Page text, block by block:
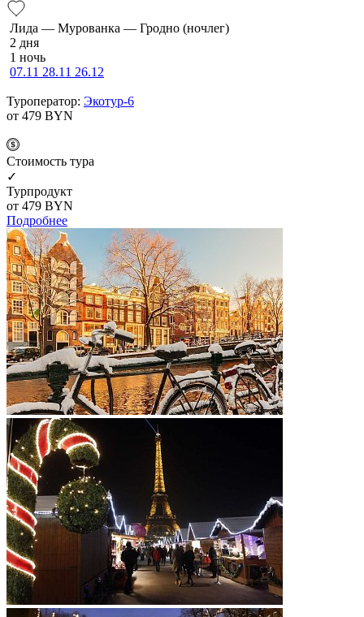
Ли­да — Мурованка — Грод­но (ночлег)
2 дня
1 ночь
07.11 28.11 26.12
Туроператор: Экотур-6
от 479 BYN
Cтоимость тура
✓
Турпродукт
от 479 BYN
Подробнее